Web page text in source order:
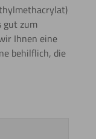
gut zum
Ihnen eine
behilflich, die